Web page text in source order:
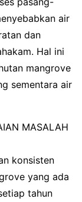
air
dan
Hal ini
mangrove
sementara air
MASALAH
konsisten
yang ada
tahun